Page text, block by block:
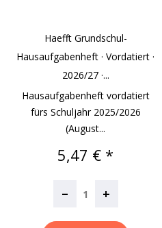
Haefft Grundschul-
Hausaufgabenheft · Vordatiert ·
2026/27 ·...
Hausaufgabenheft vordatiert
fürs Schuljahr 2025/2026
(August...
Preis
5,47 € *
– +